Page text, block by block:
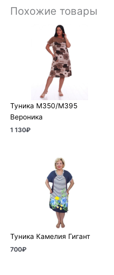
Похожие товары
Туника М350/М395
Вероника
1 130₽
Туника Камелия Гигант
700₽